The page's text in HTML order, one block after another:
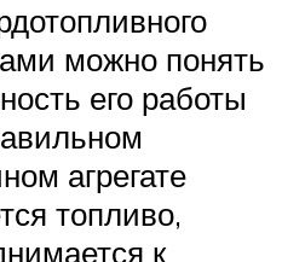
можно понять
его работы
агрегате
топливо,
к